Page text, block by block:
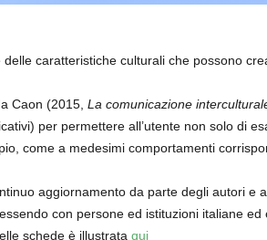
caratteristiche culturali che possono
Caon (2015, La comunicazione
per permettere all’utente non solo di
come a medesimi comportamenti
aggiornamento da parte degli autori e
con persone ed istituzioni italiane ed
schede è illustrata qui